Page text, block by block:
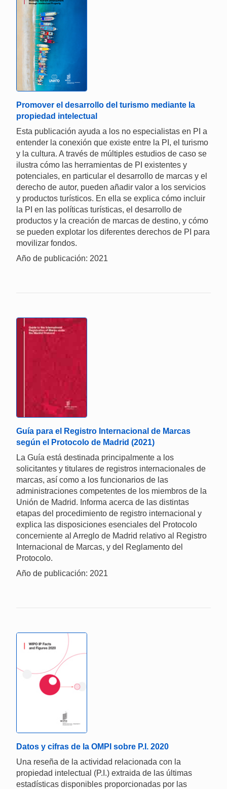
Promover el desarrollo del turismo mediante la
propiedad intelectual
Esta publicación ayuda a los no especialistas en PI a
entender la conexión que existe entre la PI, el turismo
y la cultura. A través de múltiples estudios de caso se
ilustra cómo las herramientas de PI existentes y
potenciales, en particular el desarrollo de marcas y el
derecho de autor, pueden añadir valor a los servicios
y productos turísticos. En ella se explica cómo incluir
la PI en las políticas turísticas, el desarrollo de
productos y la creación de marcas de destino, y cómo
se pueden explotar los diferentes derechos de PI para
movilizar fondos.
Año de publicación: 2021
Guía para el Registro Internacional de Marcas
según el Protocolo de Madrid (2021)
La Guía está destinada principalmente a los
solicitantes y titulares de registros internacionales de
marcas, así como a los funcionarios de las
administraciones competentes de los miembros de la
Unión de Madrid. Informa acerca de las distintas
etapas del procedimiento de registro internacional y
explica las disposiciones esenciales del Protocolo
concerniente al Arreglo de Madrid relativo al Registro
Internacional de Marcas, y del Reglamento del
Protocolo.
Año de publicación: 2021
Datos y cifras de la OMPI sobre P.I. 2020
Una reseña de la actividad relacionada con la
propiedad intelectual (P.I.) extraida de las últimas
estadísticas disponibles proporcionadas por las